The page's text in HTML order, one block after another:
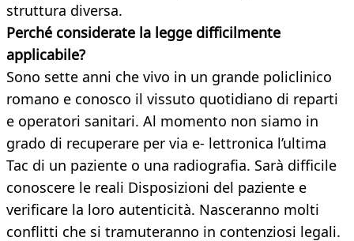
struttura diversa.
Perché considerate la legge difficilmente
applicabile?
Sono sette anni che vivo in un grande policlinico
romano e conosco il vissuto quotidiano di reparti
e operatori sanitari. Al momento non siamo in
grado di recuperare per via e- lettronica l’ultima
Tac di un paziente o una radiografia. Sarà difficile
conoscere le reali Disposizioni del paziente e
verificare la loro autenticità. Nasceranno molti
conflitti che si tramuteranno in contenziosi legali.